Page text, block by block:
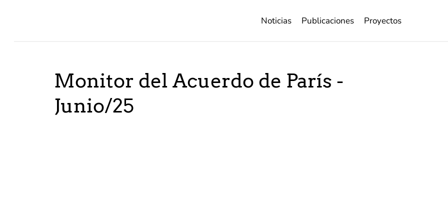
Noticias Publicaciones Proyectos
Monitor del Acuerdo de París -
Junio/25